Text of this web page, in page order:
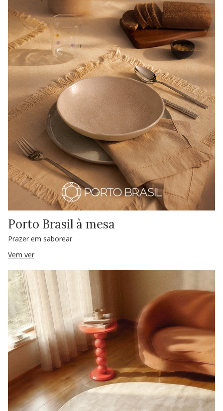
Porto Brasil à mesa
Prazer em saborear
Vem ver